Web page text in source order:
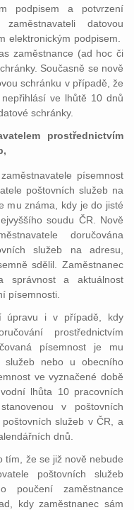
podpisem a potvrzení
datovou
elektronickým podpisem.
zaměstnance (ad hoc či
Současně se nově
schránku v případě, že
ve lhůtě 10 dnů
schránky.
prostřednictvím
písemnost
poštovních služeb na
mu známa, kdy je do jisté
soudu ČR. Nově
doručována
služeb na adresu,
sdělil. Zaměstnanec
správnost a aktuálnost
písemnosti.
úpravu i v případě, kdy
prostřednictvím
písemnost je mu
služeb nebo u obecního
ve vyznačené době
lhůta 10 pracovních
v poštovních
služeb v ČR, a
dnů.
tím, že se již nově nebude
poštovních služeb
poučení zaměstnance
kdy zaměstnanec sám